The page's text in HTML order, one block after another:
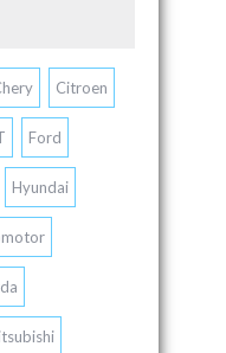
Citroen
Ford
Hyundai